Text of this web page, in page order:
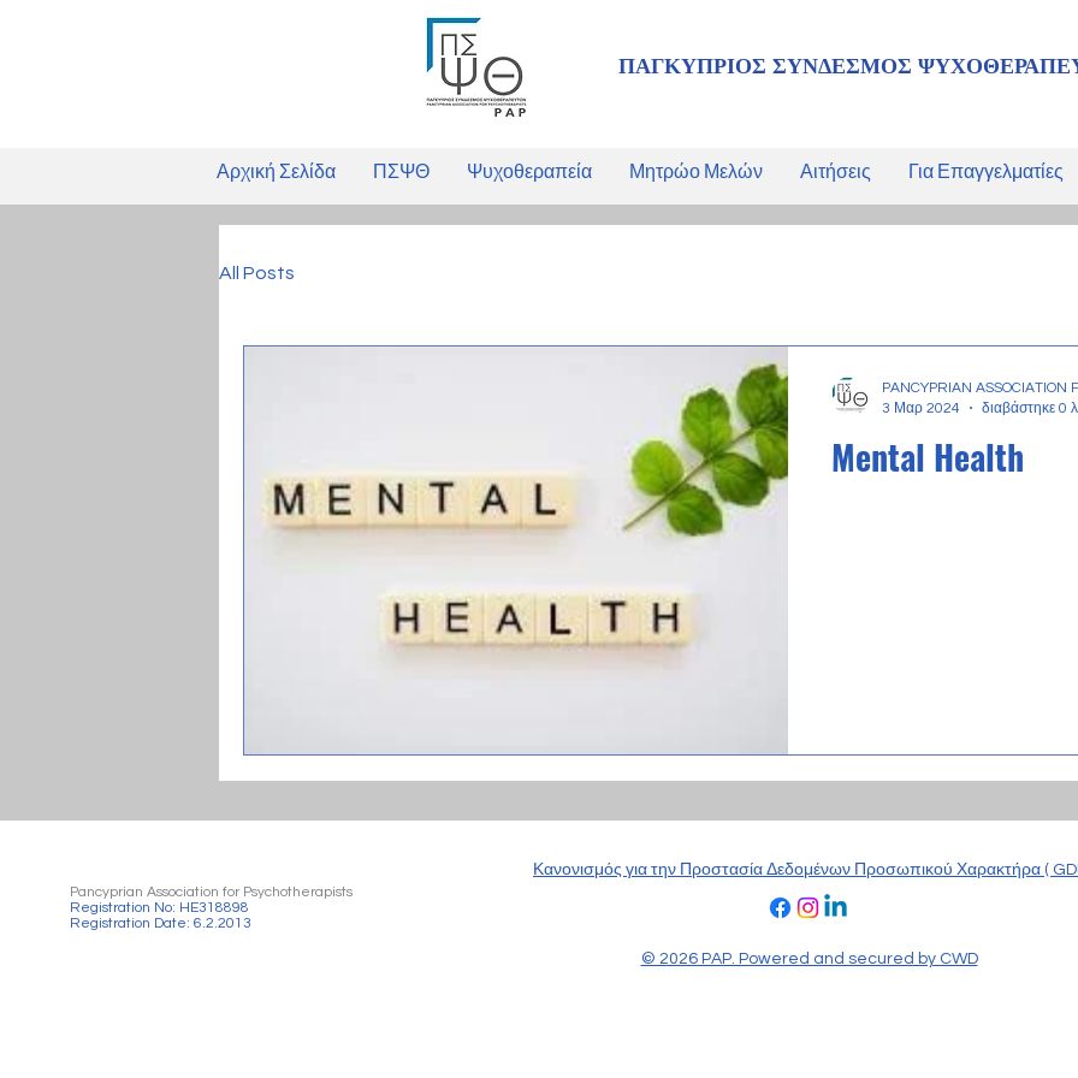
ΠΑΓΚΥΠΡΙΟΣ ΣΥΝΔΕΣΜΟΣ
Αρχική Σελίδα ΠΣΨΘ Ψυχοθεραπεία Μητρώο Μελών Αιτήσεις Για Επαγγελματίες
All Posts
Mental Health
PANCYPRIAN ASSOCIATION
3 Μαρ 2024
διαβάστηκε 0
Κανονισμός για την Προστασία Δεδομένων Προσωπικού Χαρακτήρα (
Pancyprian Association for Psychotherapists
Registration No: HE318898
Registration Date: 6.2.2013
© 2026 PAP. Powered and secured by CWD